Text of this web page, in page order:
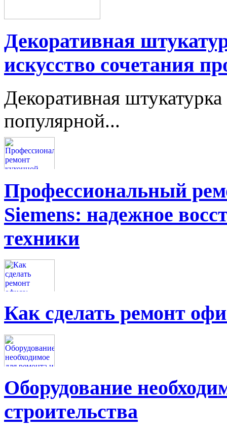
Декоративная
искусство сочетания
Декоративная
популярной...
Профессиональный
Siemens: надежное
техники
Как сделать ремонт
Оборудование
строительства